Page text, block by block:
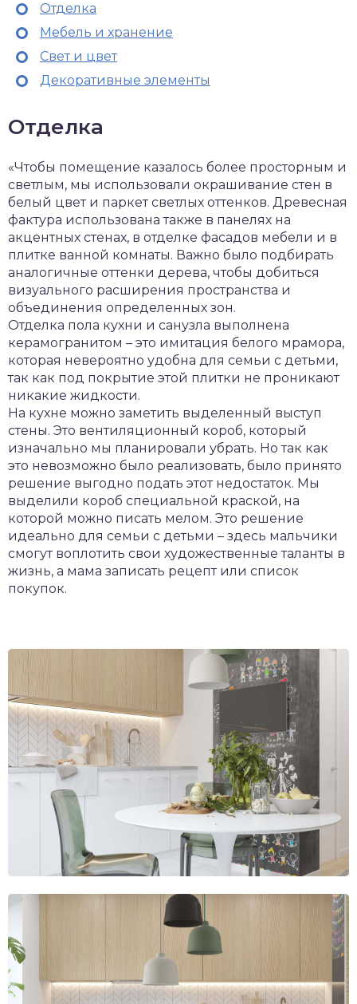
Отделка
Мебель и хранение
Свет и цвет
Декоративные элементы
Отделка
«Чтобы помещение казалось более просторным и
светлым, мы использовали окрашивание стен в
белый цвет и паркет светлых оттенков. Древесная
фактура использована также в панелях на
акцентных стенах, в отделке фасадов мебели и в
плитке ванной комнаты. Важно было подбирать
аналогичные оттенки дерева, чтобы добиться
визуального расширения пространства и
объединения определенных зон.
Отделка пола кухни и санузла выполнена
керамогранитом – это имитация белого мрамора,
которая невероятно удобна для семьи с детьми,
так как под покрытие этой плитки не проникают
никакие жидкости.
На кухне можно заметить выделенный выступ
стены. Это вентиляционный короб, который
изначально мы планировали убрать. Но так как
это невозможно было реализовать, было принято
решение выгодно подать этот недостаток. Мы
выделили короб специальной краской, на
которой можно писать мелом. Это решение
идеально для семьи с детьми – здесь мальчики
смогут воплотить свои художественные таланты в
жизнь, а мама записать рецепт или список
покупок.